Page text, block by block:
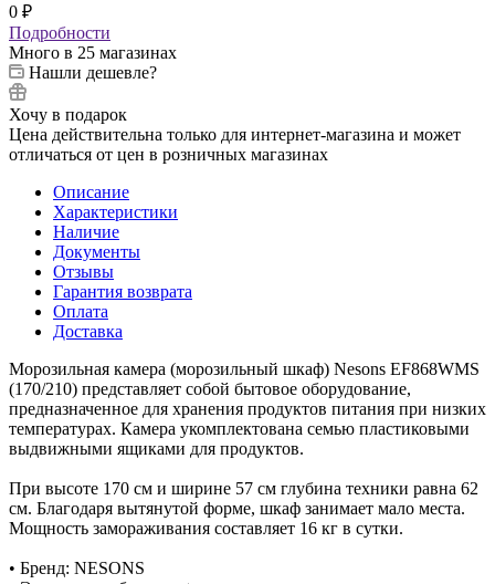
0 ₽
Подробности
Много в 25 магазинах
Нашли дешевле?
Хочу в подарок
Цена действительна только для интернет-магазина и может
отличаться от цен в розничных магазинах
Описание
Характеристики
Наличие
Документы
Отзывы
Гарантия возврата
Оплата
Доставка
Морозильная камера (морозильный шкаф) Nesons EF868WMS
(170/210) представляет собой бытовое оборудование,
предназначенное для хранения продуктов питания при низких
температурах. Камера укомплектована семью пластиковыми
выдвижными ящиками для продуктов.
При высоте 170 см и ширине 57 см глубина техники равна 62
см. Благодаря вытянутой форме, шкаф занимает мало места.
Мощность замораживания составляет 16 кг в сутки.
• Бренд: NESONS